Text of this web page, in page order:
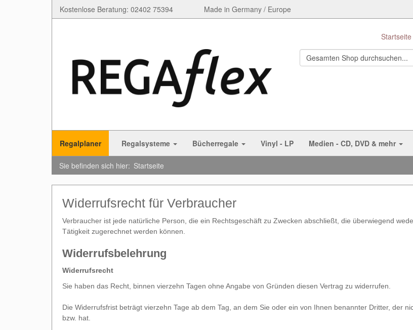
Kostenlose Beratung: 02402 75394 Made in Germany / Europe
Startseite
Regalplaner Regalsysteme Bücherregale Vinyl - LP Medien - CD, DVD & mehr
Sie befinden sich hier: Startseite
Widerrufsrecht für Verbraucher
Verbraucher ist jede natürliche Person, die ein Rechtsgeschäft zu Zwecken abschließt, die überwiegend
Tätigkeit zugerechnet werden können.
Widerrufsbelehrung
Widerrufsrecht
Sie haben das Recht, binnen vierzehn Tagen ohne Angabe von Gründen diesen Vertrag zu widerrufen.
Die Widerrufsfrist beträgt vierzehn Tage ab dem Tag, an dem Sie oder ein von Ihnen benannter Dritter, der
bzw. hat.